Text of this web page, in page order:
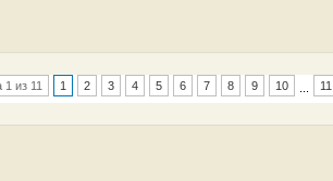
1 из 11 1 2 3 4 5 6 7 8 9 10 11